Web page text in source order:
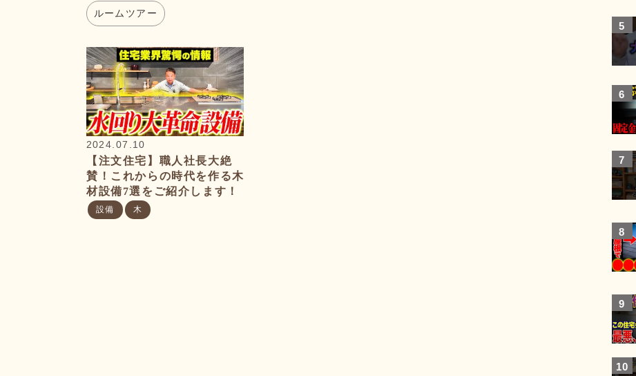
ルームツアー
2024.07.10
【注文住宅】職人社長大絶
賛！これからの時代を作る木
材設備7選をご紹介します！
設備 木